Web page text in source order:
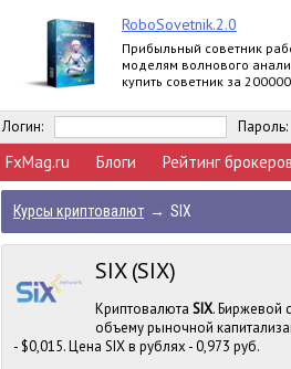
RoboSovetnik.2.0
Прибыльный советник
моделям волнового
купить советник за
программе
Логин: Пароль:
FxMag.ru Блоги Рейтинг брокеров
Курсы криптовалют → SIX
SIX (SIX)
Криптовалюта SIX. Биржевой
объему рыночной
- $0,015. Цена SIX в рублях - 0,973 руб.